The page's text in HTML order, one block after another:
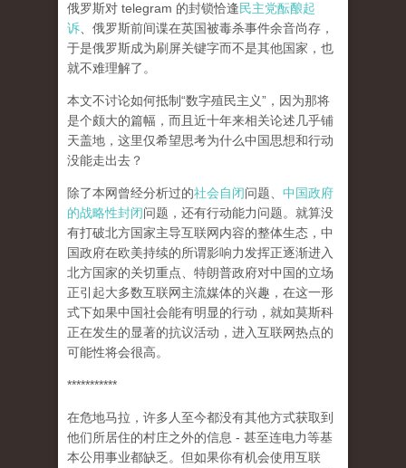
俄罗斯对 telegram 的封锁恰逢民主党酝酿起
诉 、俄罗斯前间谍在英国被毒杀事件余音尚存，
于是俄罗斯成为刷屏关键字而不是其他国家，也
就不难理解了。
本文不讨论如何抵制“数字殖民主义”，因为那将
是个颇大的篇幅，而且近十年来相关论述几乎铺
天盖地，这里仅希望思考为什么中国思想和行动
没能走出去？
除了本网曾经分析过的社会自闭问题、 中国政府
的战略性封闭问题，还有行动能力问题。就算没
有打破北方国家主导互联网内容的整体生态，中
国政府在欧美持续的所谓影响力发挥正逐渐进入
北方国家的关切重点、特朗普政府对中国的立场
正引起大多数互联网主流媒体的兴趣，在这一形
式下如果中国社会能有明显的行动，就如莫斯科
正在发生的显著的抗议活动，进入互联网热点的
可能性将会很高。
***********
在危地马拉，许多人至今都没有其他方式获取到
他们所居住的村庄之外的信息 - 甚至连电力等基
本公用事业都缺乏。但如果你有机会使用互联